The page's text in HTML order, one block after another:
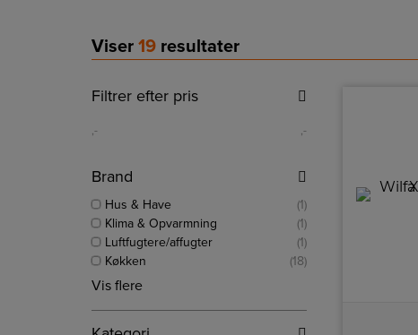
Viser 19 resultater
Filtrer efter pris
,- ,-
Brand
Hus & Have
(1)
Klima & Opvarmning
(1)
Luftfugtere/affugter
(1)
Køkken
(18)
Vis flere